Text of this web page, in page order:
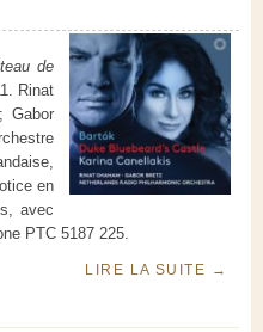
de
Rinat
Gabor
en
avec
PTC 5187 225.
LIRE LA SUITE →